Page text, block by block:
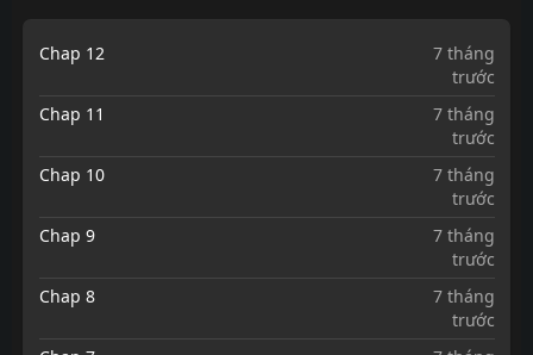
Chap 12
7 tháng
trước
Chap 11
7 tháng
trước
Chap 10
7 tháng
trước
Chap 9
7 tháng
trước
Chap 8
7 tháng
trước